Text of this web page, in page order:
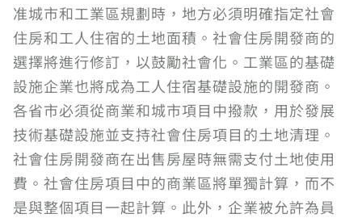
准城市和工業區規劃時，地方必須明確指定社會
住房和工人住宿的土地面積。社會住房開發商的
選擇將進行修訂，以鼓勵社會化。工業區的基礎
設施企業也將成為工人住宿基礎設施的開發商。
各省市必須從商業和城市項目中撥款，用於發展
技術基礎設施並支持社會住房項目的土地清理。
社會住房開發商在出售房屋時無需支付土地使用
費。社會住房項目中的商業區將單獨計算，而不
是與整個項目一起計算。此外，企業被允許為員